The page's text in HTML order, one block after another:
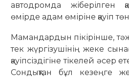
автодромда жіберілген
өмірде адам өміріне қауіп
Мамандардын пікірінше,
тек жүргізушінің жеке
қауіпсіздігіне тікелей әсер
Сондықтан бұл кезеңге